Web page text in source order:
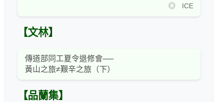
◎ ICE
【文林】
傳道部同工夏令退修會──
黃山之旅≠艱辛之旅（下）
【品蘭集】